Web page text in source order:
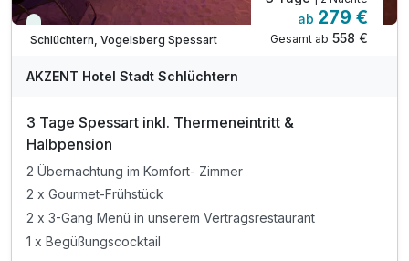
Immer verfügbar
Schlüchtern, Vogelsberg Spessart
ab 279 €
Gesamt ab 558 €
AKZENT Hotel Stadt Schlüchtern
3 Tage Spessart inkl. Thermeneintritt &
Halbpension
2 Übernachtung im Komfort- Zimmer
2 x Gourmet-Frühstück
2 x 3-Gang Menü in unserem Vertragsrestaurant
1 x Begüßungscocktail